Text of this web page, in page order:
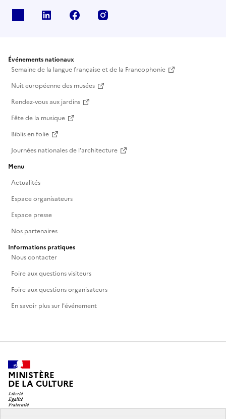
Linkedin Facebook
Événements nationaux
Semaine de la langue française et de la Francophonie
Nuit européenne des musées
Rendez-vous aux jardins
Fête de la musique
Biblis en folie
Journées nationales de l'architecture
Menu
Actualités
Espace organisateurs
Espace presse
Nos partenaires
Informations pratiques
Nous contacter
Foire aux questions visiteurs
Foire aux questions organisateurs
En savoir plus sur l'événement
MINISTÈRE
DE LA CULTURE